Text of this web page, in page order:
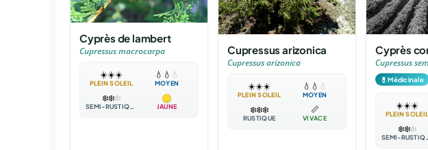
Cyprès de lambert
Cupressus macrocarpa
☀️☀️☀️
PLEIN SOLEIL
💧 💧 💧
MOYEN
❄️❄️❄️
SEMI-RUSTIQUE JAUNE
Cupressus arizonica
Cupressus arizonica
☀️☀️☀️
PLEIN SOLEIL
💧 💧 💧
MOYEN
❄️❄️❄️
RUSTIQUE
📏
VIVACE
Cyprès
Cupressus
💊Médicinale
☀️☀️☀️
PLEIN SOLEIL
❄️❄️❄️
SEMI-